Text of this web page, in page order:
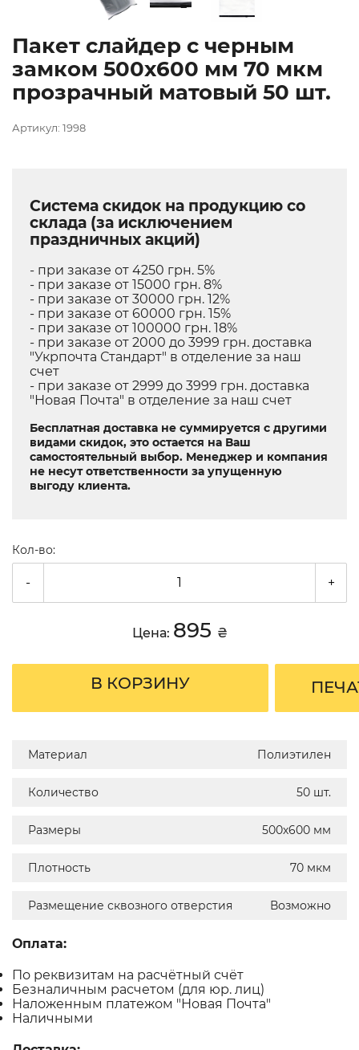
Пакет слайдер с черным
замком 500х600 мм 70 мкм
прозрачный матовый 50 шт.
Артикул: 1998
Система скидок на продукцию со
склада (за исключением
праздничных акций)
- при заказе от 4250 грн. 5%
- при заказе от 15000 грн. 8%
- при заказе от 30000 грн. 12%
- при заказе от 60000 грн. 15%
- при заказе от 100000 грн. 18%
- при заказе от 2000 до 3999 грн. доставка
"Укрпочта Стандарт" в отделение за наш
счет
- при заказе от 2999 до 3999 грн. доставка
"Новая Почта" в отделение за наш счет
Бесплатная доставка не суммируется с другими
видами скидок, это остается на Ваш
самостоятельный выбор. Менеджер и компания
не несут ответственности за упущенную
выгоду клиента.
Кол-во:
- +
Цена: 895 ₴
В КОРЗИНУ
Материал Полиэтилен
Количество 50 шт.
Размеры 500х600 мм
Плотность 70 мкм
Размещение сквозного отверстия Возможно
Оплата:
По реквизитам на расчётный счёт
Безналичным расчетом (для юр. лиц)
Наложенным платежом "Новая Почта"
Наличными